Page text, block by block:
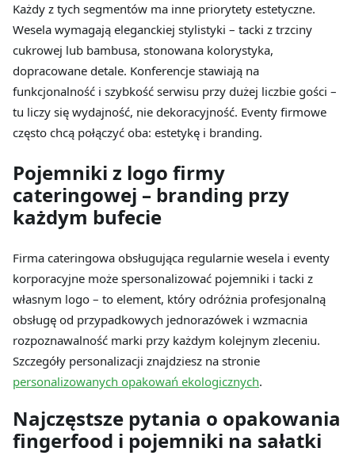
Każdy z tych segmentów ma inne priorytety estetyczne.
Wesela wymagają eleganckiej stylistyki – tacki z trzciny
cukrowej lub bambusa, stonowana kolorystyka,
dopracowane detale. Konferencje stawiają na
funkcjonalność i szybkość serwisu przy dużej liczbie gości –
tu liczy się wydajność, nie dekoracyjność. Eventy firmowe
często chcą połączyć oba: estetykę i branding.
Pojemniki z logo firmy
cateringowej – branding przy
każdym bufecie
Firma cateringowa obsługująca regularnie wesela i eventy
korporacyjne może spersonalizować pojemniki i tacki z
własnym logo – to element, który odróżnia profesjonalną
obsługę od przypadkowych jednorazówek i wzmacnia
rozpoznawalność marki przy każdym kolejnym zleceniu.
Szczegóły personalizacji znajdziesz na stronie
personalizowanych opakowań ekologicznych.
Najczęstsze pytania o opakowania
fingerfood i pojemniki na sałatki